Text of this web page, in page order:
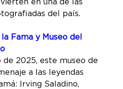
en una de las
del país.
Fama y Museo del
de 2025, este museo de
a las leyendas
Irving Saladino,